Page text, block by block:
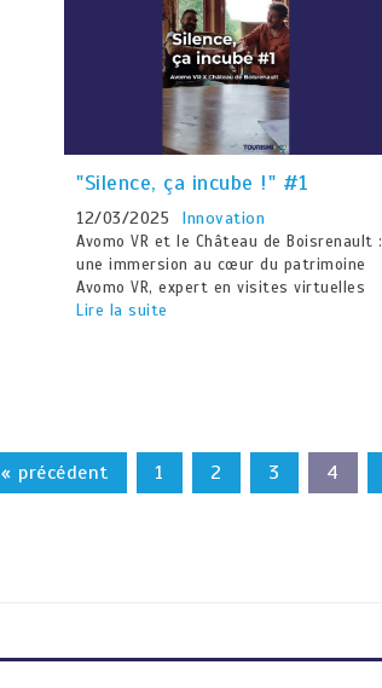
"Silence, ça incube !" #1
12/03/2025 Innovation
Avomo VR et le Château de Boisrenault :
une immersion au cœur du patrimoine
Avomo VR, expert en visites virtuelles
Lire la suite
« précédent 1 2 3 4